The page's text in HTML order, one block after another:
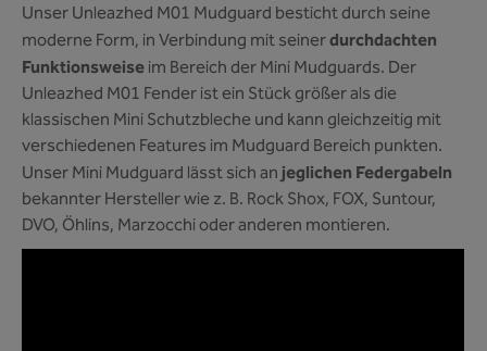
Unser Unleazhed M01 Mudguard besticht durch seine
moderne Form, in Verbindung mit seinerdurchdachten
Funktionsweiseim Bereich der Mini Mudguards. Der
Unleazhed M01 Fender ist ein Stück größer als die
klassischen Mini Schutzbleche und kann gleichzeitig mit
verschiedenen Features im Mudguard Bereich punkten.
Unser Mini Mudguard lässt sich anjeglichen Federgabeln
bekannter Hersteller wie z. B. Rock Shox, FOX, Suntour,
DVO, Öhlins, Marzocchi oder anderen montieren.